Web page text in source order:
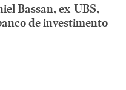
Bassan, ex-UBS,
de investimento